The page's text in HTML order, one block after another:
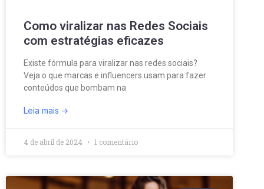
Como viralizar nas Redes Sociais
com estratégias eficazes
Existe fórmula para viralizar nas redes sociais?
Veja o que marcas e influencers usam para fazer
conteúdos que bombam na
Leia mais
4 de abril de 2024 1 comentário